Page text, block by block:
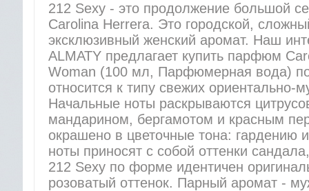
212 Sexy - это продолжение большой
Carolina Herrera. Это городской,
эксклюзивный женский аромат. Наш
ALMATY предлагает купить парфюм
Woman (100 мл, Парфюмерная вода)
относится к типу свежих ориентально-
Начальные ноты раскрываются
мандарином, бергамотом и красным
окрашено в цветочные тона: гардению
ноты приносят с собой оттенки
212 Sexy по форме идентичен
розоватый оттенок. Парный аромат -